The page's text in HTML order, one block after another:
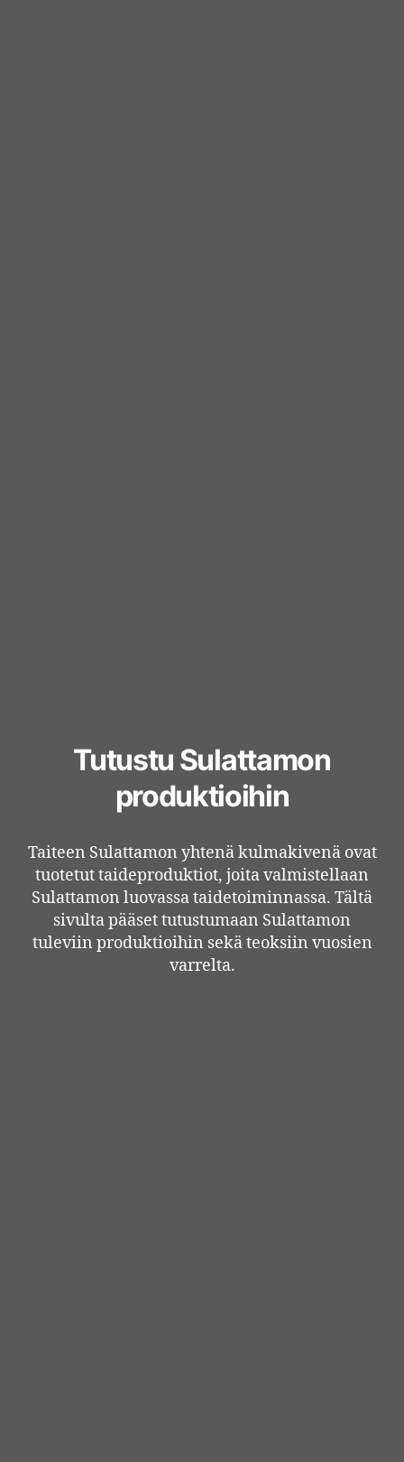
Tutustu Sulattamon
produktioihin
Taiteen Sulattamon yhtenä kulmakivenä ovat
tuotetut taideproduktiot, joita valmistellaan
Sulattamon luovassa taidetoiminnassa. Tältä
sivulta pääset tutustumaan Sulattamon
tuleviin produktioihin sekä teoksiin vuosien
varrelta.